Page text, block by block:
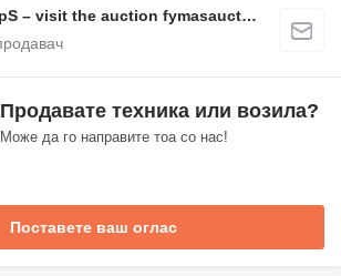
Fymas Auctions ApS – visit the auction fymasauctions.dk
Продавате техника или возила?
Може да го направите тоа со нас!
Поставете ваш оглас